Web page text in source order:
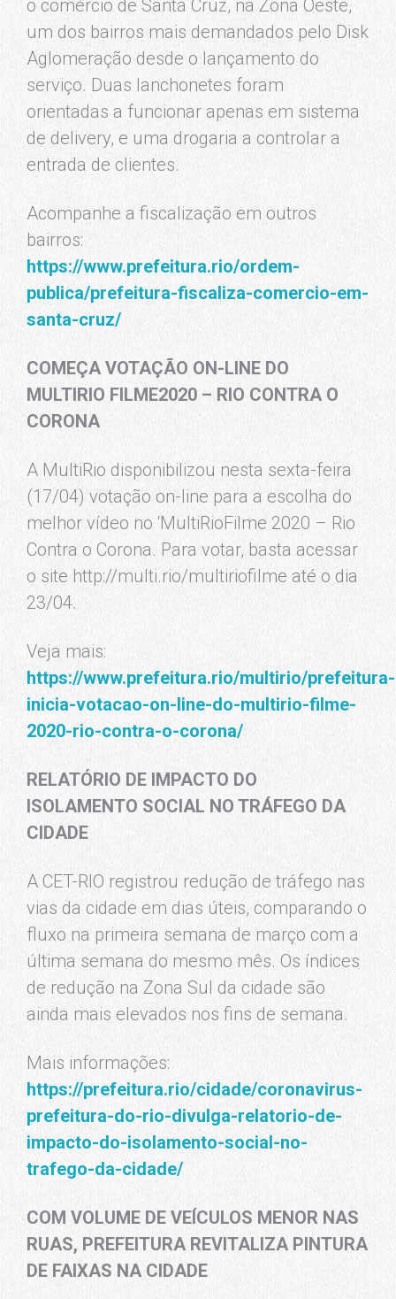
o comércio de Santa Cruz, na Zona Oeste,
um dos bairros mais demandados pelo Disk
Aglomeração desde o lançamento do
serviço. Duas lanchonetes foram
orientadas a funcionar apenas em sistema
de delivery, e uma drogaria a controlar a
entrada de clientes.
Acompanhe a fiscalização em outros
bairros:
https://www.prefeitura.rio/ordem-
publica/prefeitura-fiscaliza-comercio-em-
santa-cruz/
COMEÇA VOTAÇÃO ON-LINE DO
MULTIRIO FILME2020 – RIO CONTRA O
CORONA
A MultiRio disponibilizou nesta sexta-feira
(17/04) votação on-line para a escolha do
melhor vídeo no ‘MultiRioFilme 2020 – Rio
Contra o Corona. Para votar, basta acessar
o site http://multi.rio/multiriofilme até o dia
23/04.
Veja mais:
https://www.prefeitura.rio/multirio/prefeitura-
inicia-votacao-on-line-do-multirio-filme-
2020-rio-contra-o-corona/
RELATÓRIO DE IMPACTO DO
ISOLAMENTO SOCIAL NO TRÁFEGO DA
CIDADE
A CET-RIO registrou redução de tráfego nas
vias da cidade em dias úteis, comparando o
fluxo na primeira semana de março com a
última semana do mesmo mês. Os índices
de redução na Zona Sul da cidade são
ainda mais elevados nos fins de semana.
Mais informações:
https://prefeitura.rio/cidade/coronavirus-
prefeitura-do-rio-divulga-relatorio-de-
impacto-do-isolamento-social-no-
trafego-da-cidade/
COM VOLUME DE VEÍCULOS MENOR NAS
RUAS, PREFEITURA REVITALIZA PINTURA
DE FAIXAS NA CIDADE